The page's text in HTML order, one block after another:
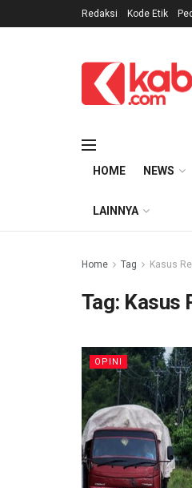
Redaksi Kode Etik
HOME NEWS
LAINNYA
Home Tag Kasus
Tag: Kasus
OPINI